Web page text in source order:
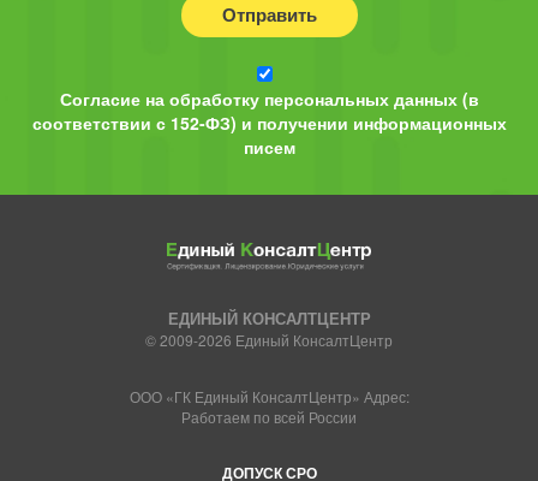
Отправить
Согласие на обработку персональных данных (в
соответствии с 152-ФЗ) и получении информационных
писем
ЕДИНЫЙ КОНСАЛТЦЕНТР
© 2009-2026 Единый КонсалтЦентр
ООО «ГК Единый КонсалтЦентр» Адрес:
Работаем по всей России
ДОПУСК СРО